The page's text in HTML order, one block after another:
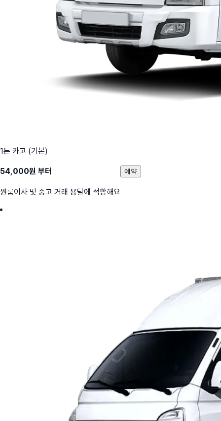
1톤 카고 (기본)
54,000원 부터
원룸이사 및 중고 거래 용달에 적합해요
예약